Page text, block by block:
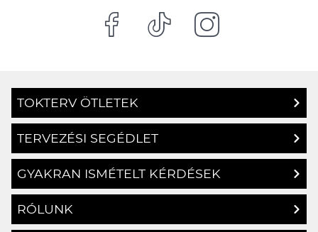
TOKTERV ÖTLETEK
TERVEZÉSI SEGÉDLET
GYAKRAN ISMÉTELT KÉRDÉSEK
RÓLUNK